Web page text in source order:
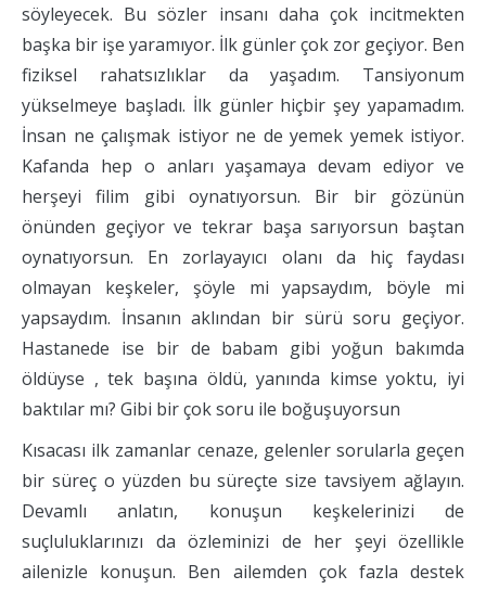
söyleyecek. Bu sözler insanı daha çok incitmekten
başka bir işe yaramıyor. İlk günler çok zor geçiyor. Ben
fiziksel rahatsızlıklar da yaşadım. Tansiyonum
yükselmeye başladı. İlk günler hiçbir şey yapamadım.
İnsan ne çalışmak istiyor ne de yemek yemek istiyor.
Kafanda hep o anları yaşamaya devam ediyor ve
herşeyi filim gibi oynatıyorsun. Bir bir gözünün
önünden geçiyor ve tekrar başa sarıyorsun baştan
oynatıyorsun. En zorlayayıcı olanı da hiç faydası
olmayan keşkeler, şöyle mi yapsaydım, böyle mi
yapsaydım. İnsanın aklından bir sürü soru geçiyor.
Hastanede ise bir de babam gibi yoğun bakımda
öldüyse , tek başına öldü, yanında kimse yoktu, iyi
baktılar mı? Gibi bir çok soru ile boğuşuyorsun
Kısacası ilk zamanlar cenaze, gelenler sorularla geçen
bir süreç o yüzden bu süreçte size tavsiyem ağlayın.
Devamlı anlatın, konuşun keşkelerinizi de
suçluluklarınızı da özleminizi de her şeyi özellikle
ailenizle konuşun. Ben ailemden çok fazla destek